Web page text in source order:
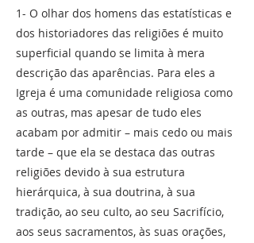
1- O olhar dos homens das estatísticas e
dos historiadores das religiões é muito
superficial quando se limita à mera
descrição das aparências. Para eles a
Igreja é uma comunidade religiosa como
as outras, mas apesar de tudo eles
acabam por admitir – mais cedo ou mais
tarde – que ela se destaca das outras
religiões devido à sua estrutura
hierárquica, à sua doutrina, à sua
tradição, ao seu culto, ao seu Sacrifício,
aos seus sacramentos, às suas orações,